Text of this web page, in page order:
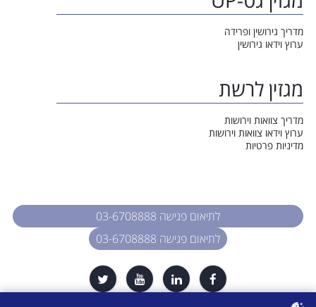
מדריך גירושין ופרידה
ערוץ וידאו גירושין
מגזין לרשת
מדריך צוואות וירושות
ערוץ וידאו צוואות וירושות
מדיניות פרטיות
לתיאום פגישה 03-6708888
לתיאום פגישה 03-6708888